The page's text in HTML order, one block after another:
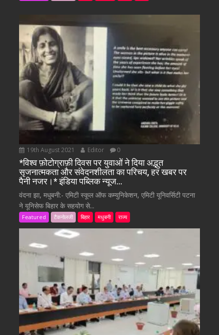
19th August 2021 Editor 0
*विश्व फ़ोटोग्राफ़ी दिवस पर युवाओं ने दिया अद्भुत
सृजनात्मकता और संवेदनशीलता का परिचय, हर खबर पर
पैनी नजर।* इंडिया पब्लिक न्यूज…
वंदना झा, मधुबनी:- एमिटी स्कूल ऑफ कम्युनिकेशन, एमिटी यूनिवर्सिटी पटना
ने यूनिसेफ बिहार के सहयोग से...
Featured टैकनोलजी बिहार मधुबनी राज्य